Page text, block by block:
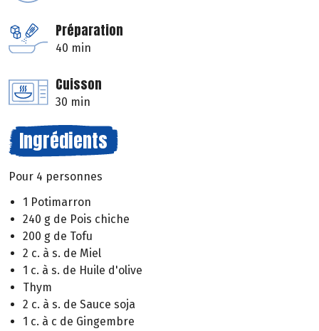
Préparation
40 min
Cuisson
30 min
Ingrédients
Pour 4 personnes
1 Potimarron
240 g de Pois chiche
200 g de Tofu
2 c. à s. de Miel
1 c. à s. de Huile d'olive
Thym
2 c. à s. de Sauce soja
1 c. à c de Gingembre